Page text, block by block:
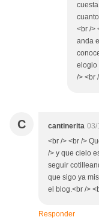
<br />
anda
elogio
/> <br
C cantinerita 03/
<br /> <br />
/> y que cielo
seguir
que sigo ya
el blog.<br />
Responder